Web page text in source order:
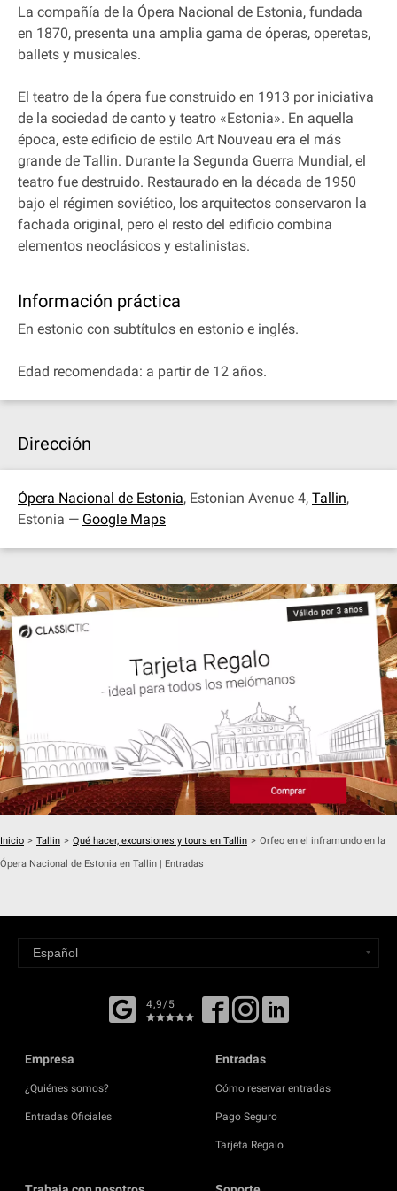
La compañía de la Ópera Nacional de Estonia, fundada
en 1870, presenta una amplia gama de óperas, operetas,
ballets y musicales.
El teatro de la ópera fue construido en 1913 por iniciativa
de la sociedad de canto y teatro «Estonia». En aquella
época, este edificio de estilo Art Nouveau era el más
grande de Tallin. Durante la Segunda Guerra Mundial, el
teatro fue destruido. Restaurado en la década de 1950
bajo el régimen soviético, los arquitectos conservaron la
fachada original, pero el resto del edificio combina
elementos neoclásicos y estalinistas.
Información práctica
En estonio con subtítulos en estonio e inglés.
Edad recomendada: a partir de 12 años.
Dirección
Ópera Nacional de Estonia, Estonian Avenue 4, Tallin,
Estonia — Google Maps
Inicio > Tallin > Qué hacer, excursiones y tours en Tallin > Orfeo en el inframundo en la
Ópera Nacional de Estonia en Tallin | Entradas
4,9/5
Empresa
¿Quiénes somos?
Entradas Oficiales
Entradas
Cómo reservar entradas
Pago Seguro
Tarjeta Regalo